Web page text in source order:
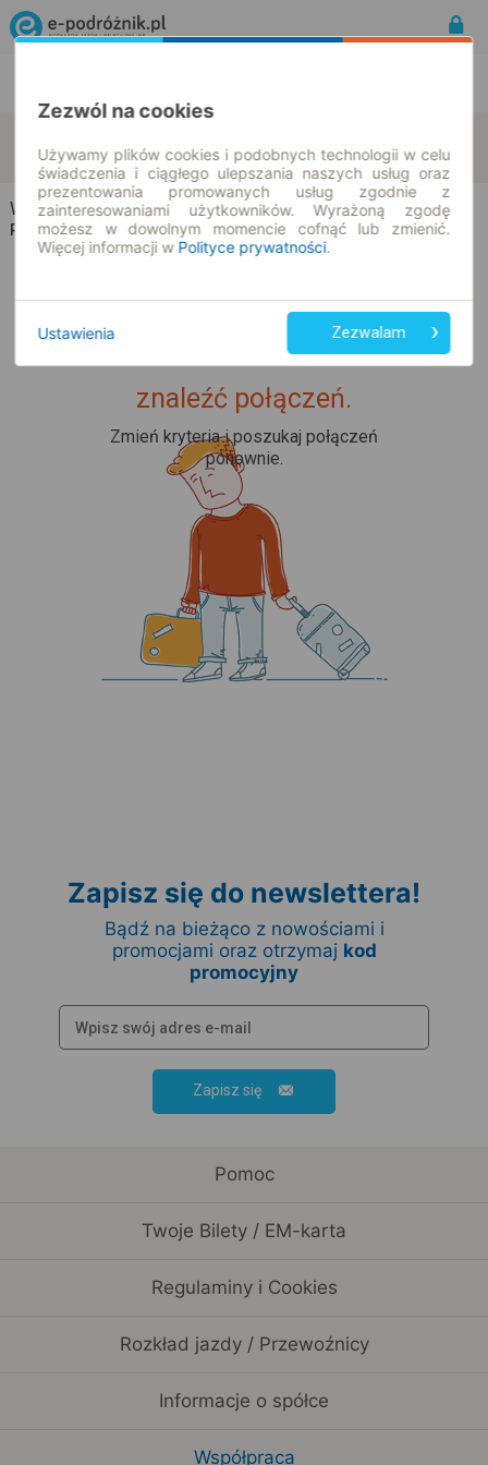
09.08.2026 | -- : --
zmień kryteria
Wroników → Niechcice
Rozkład jazdy i bilety
Upss... Nie udało nam się
znaleźć połączeń.
Zmień kryteria i poszukaj połączeń
ponownie.
Zapisz się do newslettera!
Bądź na bieżąco z nowościami i
promocjami oraz otrzymaj kod
promocyjny
Zapisz się
Pomoc
Twoje Bilety / EM-karta
Regulaminy i Cookies
Rozkład jazdy / Przewoźnicy
Informacje o spółce
Współpraca
Zezwól na cookies
Używamy plików cookies i podobnych technologii w celu
świadczenia i ciągłego ulepszania naszych usług oraz
prezentowania promowanych usług zgodnie z
zainteresowaniami użytkowników. Wyrażoną zgodę
możesz w dowolnym momencie cofnąć lub zmienić.
Więcej informacji w Polityce prywatności.
Ustawienia Zezwalam